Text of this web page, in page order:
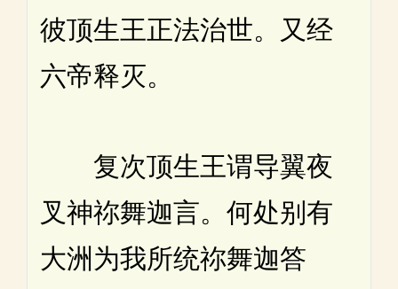
彼顶生王正法治世。又经
六帝释灭。
复次顶生王谓导翼夜
叉神祢舞迦言。何处别有
大洲为我所统祢舞迦答